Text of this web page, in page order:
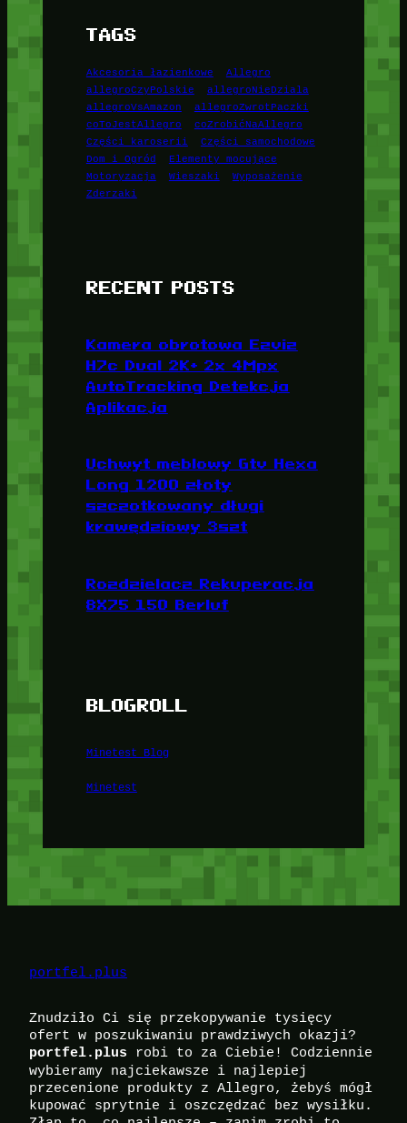
TAGS
Akcesoria łazienkowe
Allegro
allegroCzyPolskie
allegroNieDziala
allegroVsAmazon
allegroZwrotPaczki
coToJestAllegro
coZrobićNaAllegro
Części karoserii
Części samochodowe
Dom i Ogród
Elementy mocujące
Motoryzacja
Wieszaki
Wyposażenie
Zderzaki
RECENT POSTS
Kamera obrotowa Ezviz
H7c Dual 2K+ 2x 4Mpx
AutoTracking Detekcja
Aplikacja
Uchwyt meblowy Gtv Hexa
Long 1200 złoty
szczotkowany długi
krawędziowy 3szt
Rozdzielacz Rekuperacja
8X75 150 Berluf
BLOGROLL
Minetest Blog
Minetest
portfel.plus
Znudziło Ci się przekopywanie tysięcy
ofert w poszukiwaniu prawdziwych okazji?
portfel.plus robi to za Ciebie! Codziennie
wybieramy najciekawsze i najlepiej
przecenione produkty z Allegro, żebyś mógł
kupować sprytnie i oszczędzać bez wysiłku.